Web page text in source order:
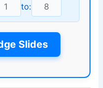
to:
Slides